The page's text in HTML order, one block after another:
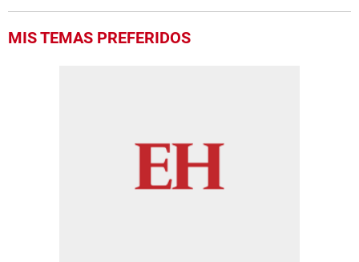
MIS TEMAS PREFERIDOS